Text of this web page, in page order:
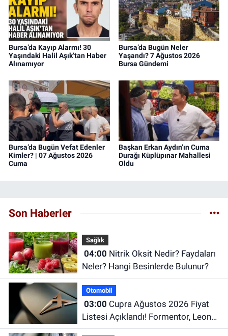
Bursa’da Kayıp Alarmı! 30
Yaşındaki Halil Aşık’tan Haber
Alınamıyor
Bursa’da Bugün Neler
Yaşandı? 7 Ağustos 2026
Bursa Gündemi
Bursa’da Bugün Vefat Edenler
Kimler? | 07 Ağustos 2026
Cuma
Başkan Erkan Aydın’ın Cuma
Durağı Küplüpınar Mahallesi
Oldu
Son Haberler
Sağlık
04:00
Neler? Hangi Besinlerde Bulunur?
Otomobil
03:00
Listesi Açıklandı! Formentor, Leon
ve Terramar Güncel Fiyatları